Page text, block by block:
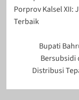
Porprov Kalsel XII:
Terbaik
Bupati
Bersubsidi
Distribusi